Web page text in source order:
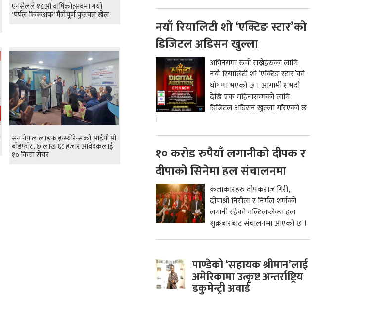
एनसेलले १८औं वार्षिकोत्सवमा गर्यो
‘पर्पल किकअफ’ मैत्रीपूर्ण फुटबल खेल
सन नेपाल लाइफ इन्स्योरेन्सको आईपीओ
बाँडफाँट, ७ लाख ६८ हजार आवेदकलाई
१० कित्ता सेयर
नयाँ रियालिटी शो ‘एक्टिङ स्टार’को
डिजिटल अडिसन खुल्ला
अभिनयमा रुची राख्नेहरुका लागि
नयाँ रियालिटी शो ‘एक्टिङ स्टार’को
घोषणा भएको छ । आगामी १ भदौ
देखि एक महिनासम्मको लागि
डिजिटल अडिसन खुल्ला गरिएको छ
।
१० करोड रुपैयाँ लगानीको दीपक र
दीपाको सिनेमा हल संचालनमा
कलाकारहरु दीपकराज गिरी,
दीपाश्री निरौला र निर्मल शर्माको
लगानी रहेको मल्टिलप्लेक्स हल
शुक्रबारबाट संचालनमा आएको छ ।
पाण्डेको ‘सहायक श्रीमान’लाई
अमेरिकामा उत्कृष्ट अन्तर्राष्ट्रिय
डकुमेन्ट्री अवार्ड